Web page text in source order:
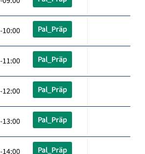
Pal_Präp
Pal_Präp
Pal_Präp
Pal_Präp
Pal_Präp